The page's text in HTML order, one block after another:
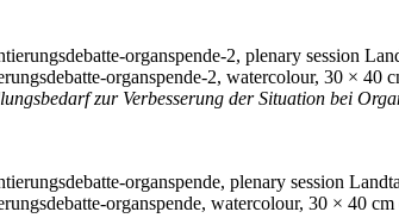
organspende-2, watercolour, 30 × 40
zur Verbesserung der Situation bei
organspende, watercolour, 30 × 40